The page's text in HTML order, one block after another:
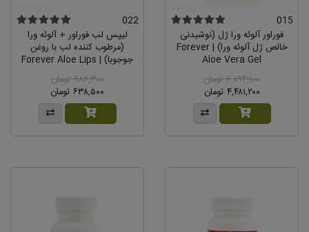
015
فوراور آلوئه ورا ژل (نوشیدنی
خالص ژل آلوئه ورا) | Forever
Aloe Vera Gel
۶,۸۹۴,۱۰۰ تومان
۴,۴۸۱,۲۰۰ تومان
022
لیپس لب فوراور + آلوئه ورا
(مرطوب کننده لب با روغن
جوجوبا) | Forever Aloe Lips
۹۸۲,۳۰۰ تومان
۶۳۸,۵۰۰ تومان